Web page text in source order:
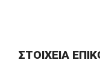
ΣΤΟΙΧΕΊΑ